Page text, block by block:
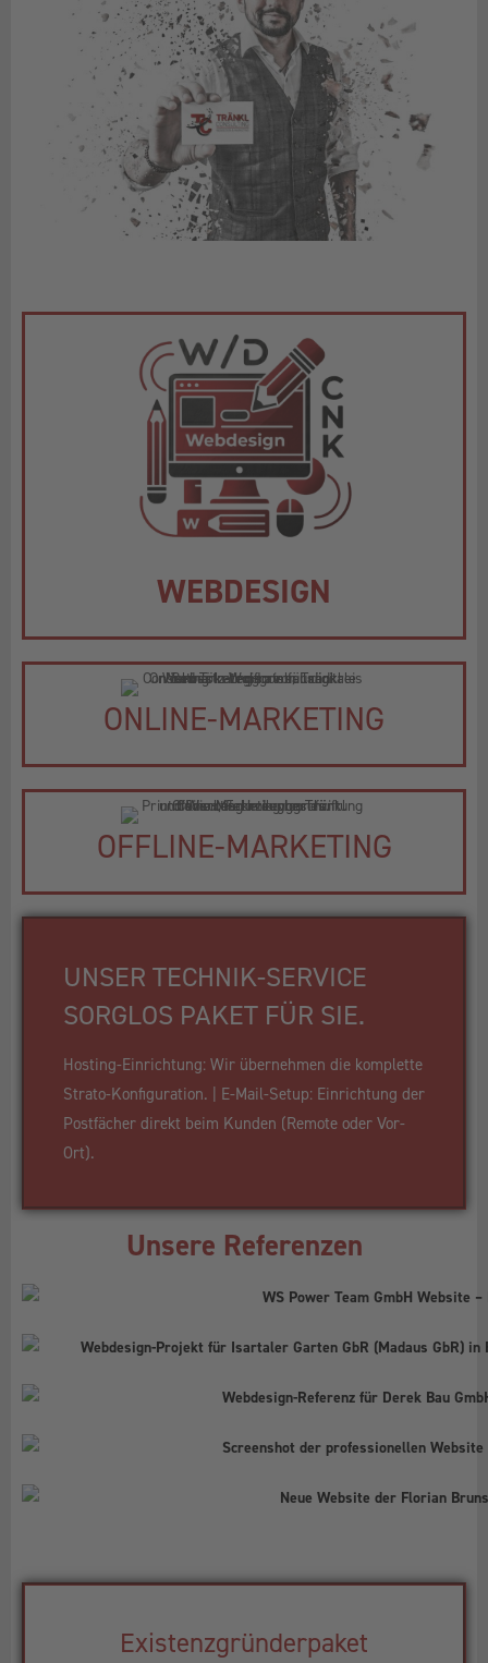
WEBDESIGN
ONLINE-MARKETING
OFFLINE-MARKETING
UNSER TECHNIK-SERVICE
SORGLOS PAKET FÜR SIE.
Hosting-Einrichtung: Wir übernehmen die komplette
Strato-Konfiguration. | E-Mail-Setup: Einrichtung der
Postfächer direkt beim Kunden (Remote oder Vor-
Ort).
Unsere Referenzen
Existenzgründerpaket